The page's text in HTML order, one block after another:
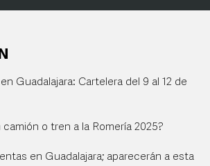
Guadalajara: Cartelera del 9 al 12 de
camión o tren a la Romería 2025?
en Guadalajara; aparecerán a esta